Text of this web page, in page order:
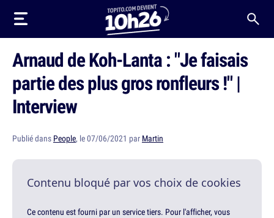
Arnaud de Koh-Lanta : "Je faisais
partie des plus gros ronfleurs !" |
Interview
Publié dans People, le 07/06/2021 par Martin
Contenu bloqué par vos choix de cookies
Ce contenu est fourni par un service tiers. Pour l'afficher, vous